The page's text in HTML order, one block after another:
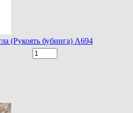
(Рукоять бубинга) A694